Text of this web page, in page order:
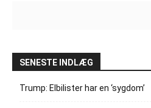
SENESTE INDLÆG
Trump: Elbilister har en ‘sygdom’